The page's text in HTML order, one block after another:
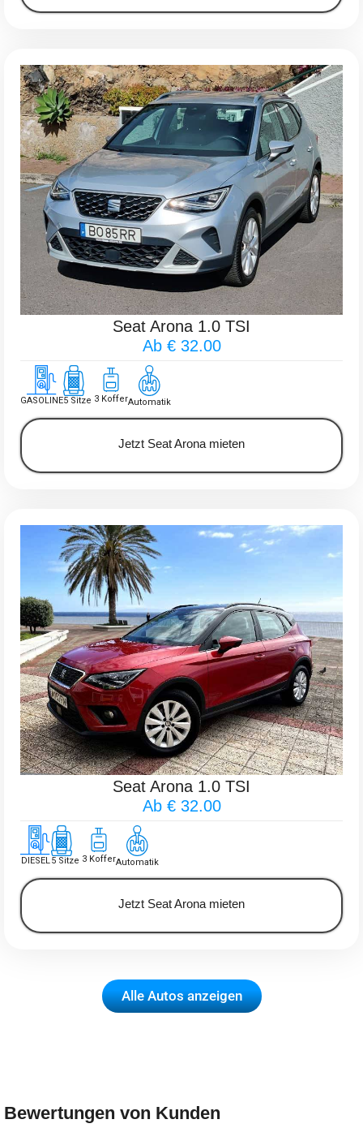
Seat Arona 1.0 TSI
Ab € 32.00
GASOLINE5 Sitze 3 KofferAutomatik
Jetzt Seat Arona mieten
Seat Arona 1.0 TSI
Ab € 32.00
DIESEL5 Sitze 3 KofferAutomatik
Jetzt Seat Arona mieten
Alle Autos anzeigen
Bewertungen von Kunden